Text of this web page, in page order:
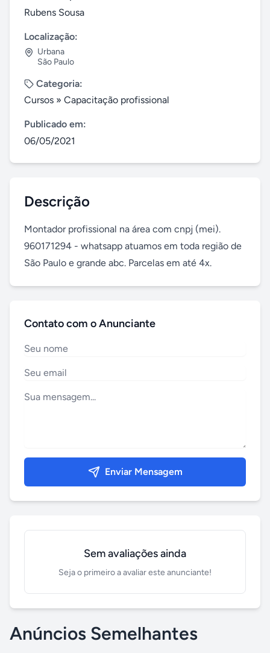
Rubens Sousa
Localização:
Urbana
São Paulo
Categoria:
Cursos » Capacitação profissional
Publicado em:
06/05/2021
Descrição
Montador profissional na área com cnpj (mei).
960171294 - whatsapp atuamos em toda região de
São Paulo e grande abc. Parcelas em até 4x.
Contato com o Anunciante
Enviar Mensagem
Sem avaliações ainda
Seja o primeiro a avaliar este anunciante!
Anúncios Semelhantes